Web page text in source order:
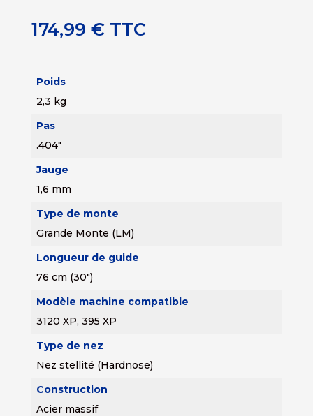
174,99 € TTC
Poids
2,3 kg
Pas
.404"
Jauge
1,6 mm
Type de monte
Grande Monte (LM)
Longueur de guide
76 cm (30")
Modèle machine compatible
3120 XP, 395 XP
Type de nez
Nez stellité (Hardnose)
Construction
Acier massif